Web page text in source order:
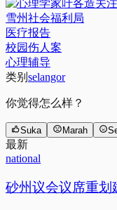
雪州社会福利局
医疗报告
校园伤人案
心理辅导
类别 selangor
你觉得怎么样？
Suka Marah
最新
national
砂州议会议席重划